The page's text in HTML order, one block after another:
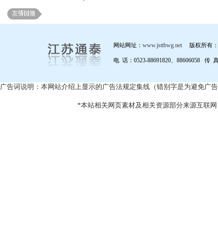
网站网址： www.jsttbwg.net 版权所有
电 话：0523-88691820、88606058 传
广告词说明：本网站介绍上显示的广告法规定集线（错别字是为避免广
*本站相关网页素材及相关资源部分来源互联